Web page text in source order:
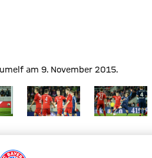
am 9. November 2015.
Größe
Zeige in voller GrößeZeige in voller